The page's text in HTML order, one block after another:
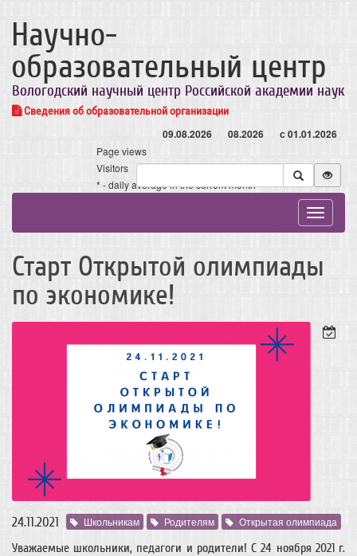
Научно-
образовательный центр
Вологодский научный центр Российской академии наук
Сведения об образовательной организации
09.08.2026 08.2026 с 01.01.2026
Page views
Visitors
* - daily average in the current month
Toggle
Старт Открытой олимпиады
по экономике!
24.11.2021 Школьникам Родителям Открытая олимпиада
Уважаемые школьники, педагоги и родители! С 24 ноября 2021 г.